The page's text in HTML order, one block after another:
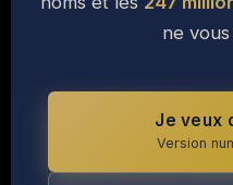
ne
Je veux
Version